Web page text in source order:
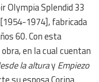
Olympia Splendid 33
1974], fabricada
60. Con esta
en la cual cuentan
la alturayEmpiezo